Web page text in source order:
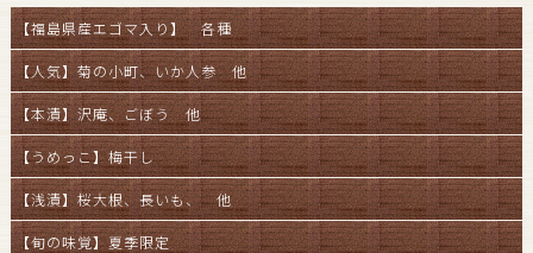
【福島県産エゴマ入り】 各種
【人気】菊の小町、いか人参 他
【本漬】沢庵、ごぼう 他
【うめっこ】梅干し
【浅漬】桜大根、長いも、 他
【旬の味覚】夏季限定